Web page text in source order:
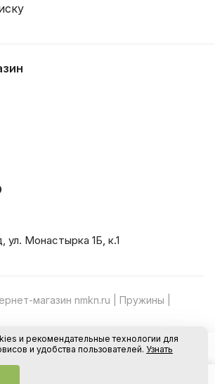
В корзину
ул. Монастырка 1Б, к.1
магазин nmkn.ru | Пружины |
Конфиденциальность Оферта
и рекомендательные технологии для
и удобства пользователей. Узнать